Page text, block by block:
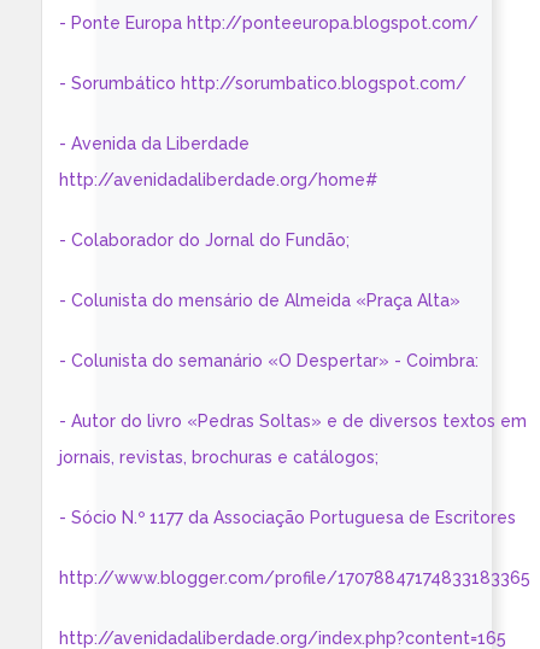
- Ponte Europa http://ponteeuropa.blogspot.com/
- Sorumbático http://sorumbatico.blogspot.com/
- Avenida da Liberdade
http://avenidadaliberdade.org/home#
- Colaborador do Jornal do Fundão;
- Colunista do mensário de Almeida «Praça Alta»
- Colunista do semanário «O Despertar» - Coimbra:
- Autor do livro «Pedras Soltas» e de diversos textos em
jornais, revistas, brochuras e catálogos;
- Sócio N.º 1177 da Associação Portuguesa de Escritores
http://www.blogger.com/profile/17078847174833183365
http://avenidadaliberdade.org/index.php?content=165